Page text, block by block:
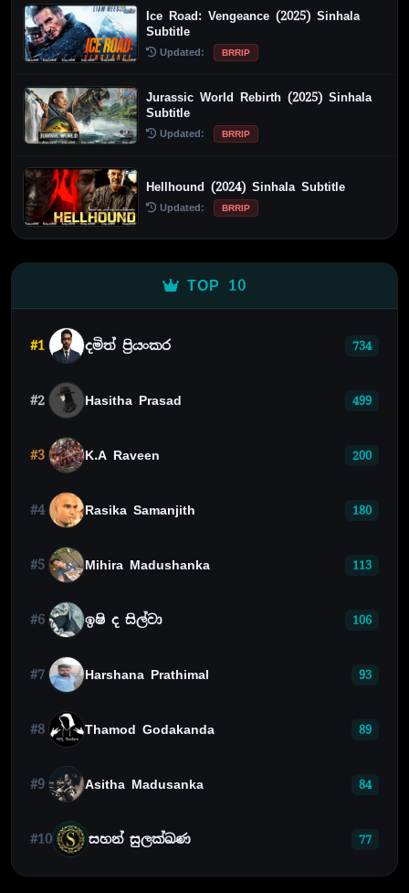
Ice Road: Vengeance (2025) Sinhala
Subtitle
Updated: BRRIP
Jurassic World Rebirth (2025) Sinhala
Subtitle
Updated: BRRIP
Hellhound (2024) Sinhala Subtitle
Updated: BRRIP
TOP 10
#1 දමිත් ප්‍රියංකර 734
#2 Hasitha Prasad 499
#3 K.A Raveen 200
#4 Rasika Samanjith 180
#5 Mihira Madushanka 113
#6 ඉෂි ද සිල්වා 106
#7 Harshana Prathimal 93
#8 Thamod Godakanda 89
#9 Asitha Madusanka 84
#10 සහන් සුලක්ඛණ 77